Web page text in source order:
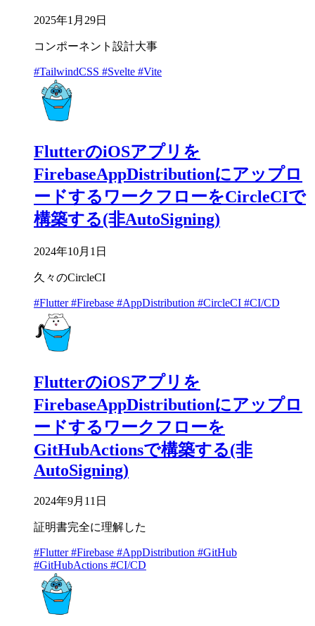
2025年1月29日
コンポーネント設計大事
#TailwindCSS #Svelte #Vite
FlutterのiOSアプリを
FirebaseAppDistributionにアップロ
ードするワークフローをCircleCIで
構築する(非AutoSigning)
2024年10月1日
久々のCircleCI
#Flutter#Firebase #AppDistribution #CircleCI #CI/CD
FlutterのiOSアプリを
FirebaseAppDistributionにアップロ
ードするワークフローを
GitHubActionsで構築する(非
AutoSigning)
2024年9月11日
証明書完全に理解した
#Flutter#Firebase #AppDistribution #GitHub
#GitHubActions #CI/CD